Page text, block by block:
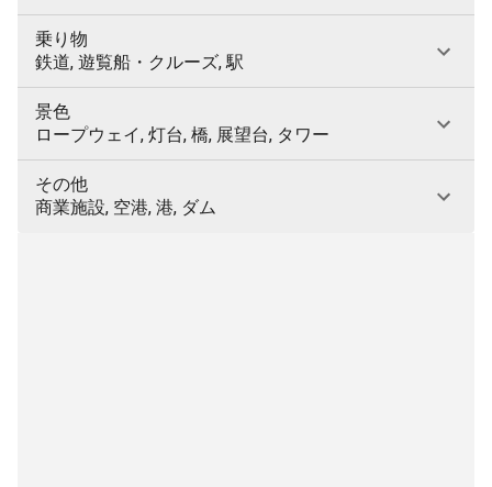
乗り物
鉄道, 遊覧船・クルーズ, 駅
景色
ロープウェイ, 灯台, 橋, 展望台, タワー
その他
商業施設, 空港, 港, ダム